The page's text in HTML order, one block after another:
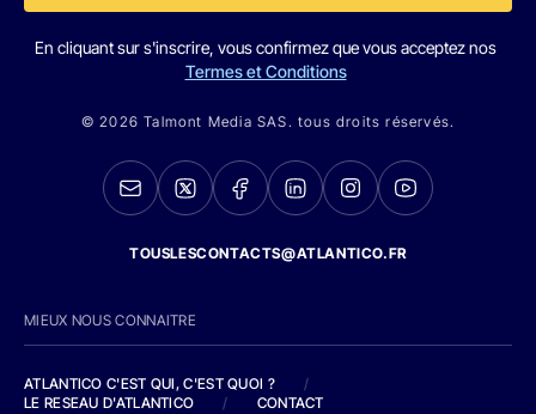
En cliquant sur s'inscrire, vous confirmez que vous acceptez nos
Termes et Conditions
© 2026 Talmont Media SAS. tous droits réservés.
TOUSLESCONTACTS@ATLANTICO.FR
MIEUX NOUS CONNAITRE
ATLANTICO C'EST QUI, C'EST QUOI ?
/
LE RESEAU D'ATLANTICO
/ CONTACT